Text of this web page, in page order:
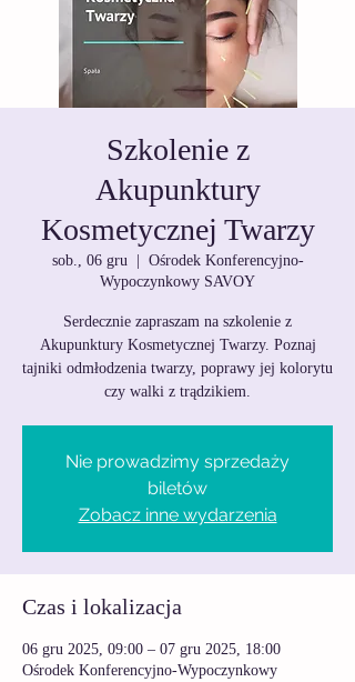
Szkolenie z
Akupunktury
Kosmetycznej Twarzy
sob., 06 gru
  |
Ośrodek Konferencyjno-
Wypoczynkowy SAVOY
Serdecznie zapraszam na szkolenie z
Akupunktury Kosmetycznej Twarzy. Poznaj
tajniki odmłodzenia twarzy, poprawy jej kolorytu
czy walki z trądzikiem.
Nie prowadzimy sprzedaży
biletów
Zobacz inne wydarzenia
Czas i lokalizacja
06 gru 2025, 09:00 – 07 gru 2025, 18:00
Ośrodek Konferencyjno-Wypoczynkowy